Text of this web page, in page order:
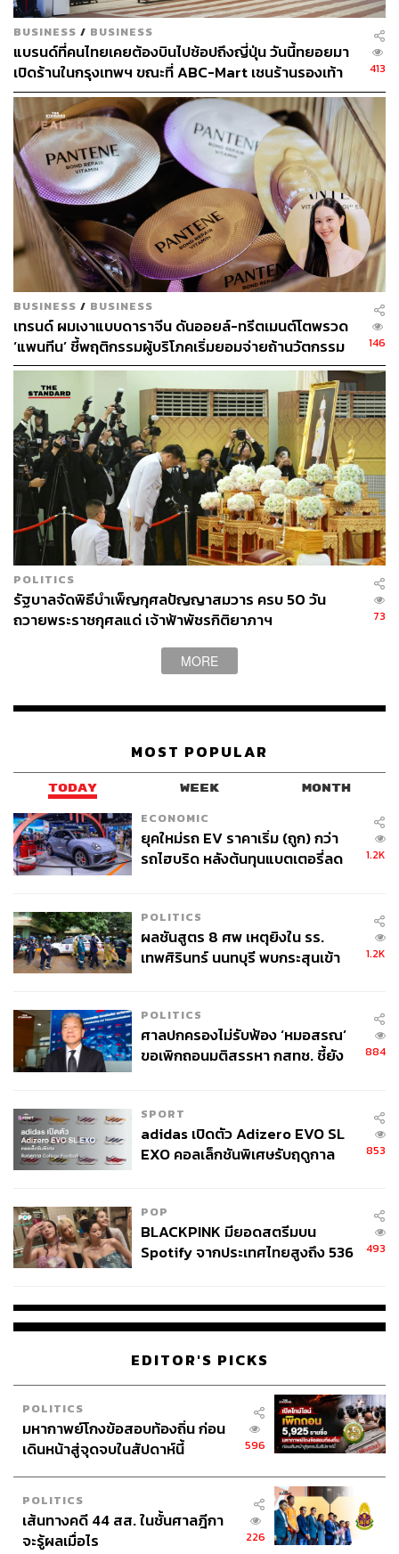
TAGS: สำนักพระราชวัง
ไว้อาลัย
สมเด็จพระเจ้าลูกเธอ เจ้าฟ้าพัชรกิติยาภา นเรนทิรา
คนไทย
ABOUT THE AUTHOR
THE STANDARD TEAM
กองบรรณาธิการ THE STANDARD
ABOUT THE PHOTOGRAPHER
ณาฌารัฐ ภักดีอาสา
ช่างภาพข่าว ประจำสำนักข่าว THE
BUSINESS / BUSINESS
แบรนด์ที่คนไทยเคยต้องบินไปช้อปถึงญี่ปุ่น วันนี้ทยอยมา
เปิดร้านในกรุงเทพฯ ขณะที่ ABC-Mart เชนร้านรองเท้า
รายใหญ่ก็เริ่มมองตลาดนี้แล้ว
413
BUSINESS / BUSINESS
เทรนด์ ผมเงาแบบดาราจีน ดันออยล์-ทรีตเมนต์โตพรวด
‘แพนทีน’ ชี้พฤติกรรมผู้บริโภคเริ่มยอมจ่ายถ้านวัตกรรม
ตอบโจทย์
146
POLITICS
รัฐบาลจัดพิธีบำเพ็ญกุศลปัญญาสมวาร ครบ 50 วัน
ถวายพระราชกุศลแด่ เจ้าฟ้าพัชรกิติยาภาฯ
73
MORE
MOST POPULAR
TODAY WEEK MONTH
ECONOMIC
ยุคใหม่รถ EV ราคาเริ่ม (ถูก) กว่า
รถไฮบริด หลังต้นทุนแบตเตอรี่ลด
1.2K
POLITICS
ผลชันสูตร 8 ศพ เหตุยิงใน รร.
เทพศิรินทร์ นนทบุรี พบกระสุนเข้า
1.2K
POLITICS
ศาลปกครองไม่รับฟ้อง ‘หมอสรณ’
ขอเพิกถอนมติสรรหา กสทช. ชี้ยัง
884
SPORT
adidas เปิดตัว Adizero EVO SL
EXO คอลเล็กชันพิเศษรับฤดูกาล
853
POP
BLACKPINK มียอดสตรีมบน
Spotify จากประเทศไทยสูงถึง 536
493
EDITOR'S PICKS
POLITICS
มหากาพย์โกงข้อสอบท้องถิ่น ก่อน
เดินหน้าสู่จุดจบในสัปดาห์นี้
596
POLITICS
เส้นทางคดี 44 สส. ในชั้นศาลฎีกา
จะรู้ผลเมื่อไร
226